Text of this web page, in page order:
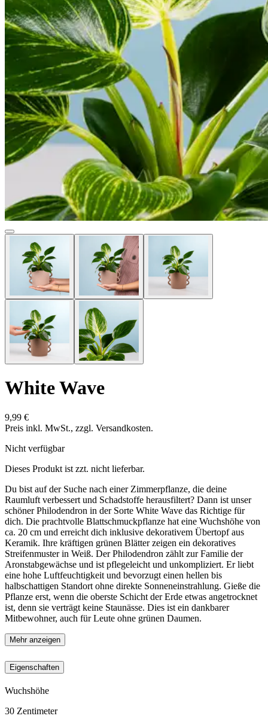
White Wave
9,99 €
Preis inkl. MwSt., zzgl. Versandkosten.
Nicht verfügbar
Dieses Produkt ist zzt. nicht lieferbar.
Du bist auf der Suche nach einer Zimmerpflanze, die deine
Raumluft verbessert und Schadstoffe herausfiltert? Dann ist unser
schöner Philodendron in der Sorte White Wave das Richtige für
dich. Die prachtvolle Blattschmuckpflanze hat eine Wuchshöhe von
ca. 20 cm und erreicht dich inklusive dekorativem Übertopf aus
Keramik. Ihre kräftigen grünen Blätter zeigen ein dekoratives
Streifenmuster in Weiß. Der Philodendron zählt zur Familie der
Aronstabgewächse und ist pflegeleicht und unkompliziert. Er liebt
eine hohe Luftfeuchtigkeit und bevorzugt einen hellen bis
halbschattigen Standort ohne direkte Sonneneinstrahlung. Gieße die
Pflanze erst, wenn die oberste Schicht der Erde etwas angetrocknet
ist, denn sie verträgt keine Staunässe. Dies ist ein dankbarer
Mitbewohner, auch für Leute ohne grünen Daumen.
Mehr anzeigen
Eigenschaften
Wuchshöhe
30 Zentimeter